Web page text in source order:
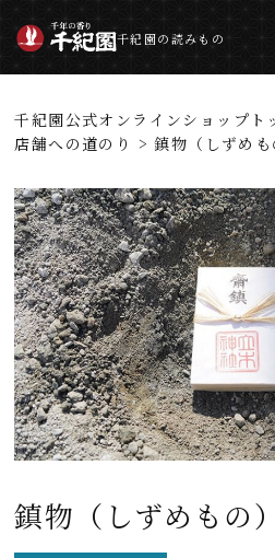
千紀園の読みもの
千紀園公式オンラインショップト
店舗への道のり > 鎮物（しずめも
鎮物（しずめもの）